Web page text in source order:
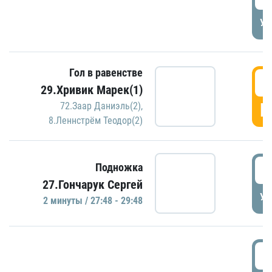
Гол в равенстве
29.Хривик Марек(1)
72.Заар Даниэль(2),
8.Леннстрём Теодор(2)
Подножка
27.Гончарук Сергей
2 минуты / 27:48 - 29:48